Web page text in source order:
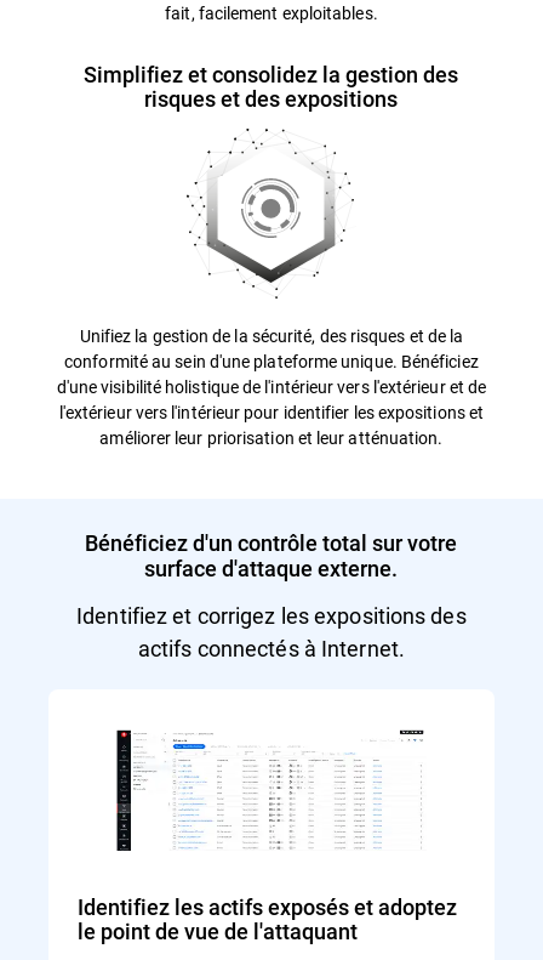
fait, facilement exploitables.
Simplifiez et consolidez la gestion des
risques et des expositions
Unifiez la gestion de la sécurité, des risques et de la
conformité au sein d'une plateforme unique. Bénéficiez
d'une visibilité holistique de l'intérieur vers l'extérieur et de
l'extérieur vers l'intérieur pour identifier les expositions et
améliorer leur priorisation et leur atténuation.
Bénéficiez d'un contrôle total sur votre
surface d'attaque externe.
Identifiez et corrigez les expositions des
actifs connectés à Internet.
Identifiez les actifs exposés et adoptez
le point de vue de l'attaquant